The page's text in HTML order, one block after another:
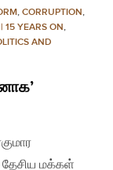
, CORRUPTION,
15 YEARS ON,
AND
தேசிய மக்கள்